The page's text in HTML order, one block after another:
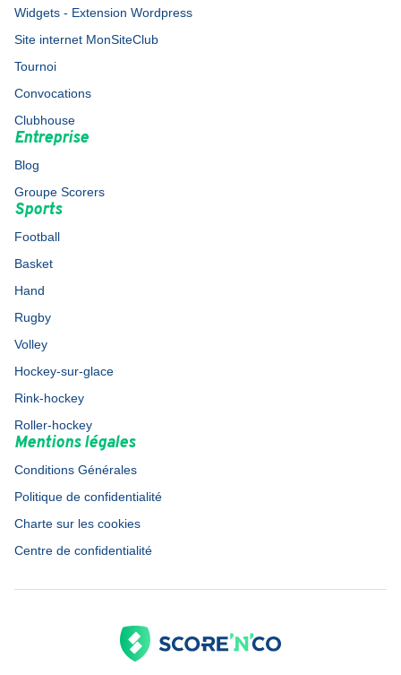
Widgets - Extension Wordpress
Site internet MonSiteClub
Tournoi
Convocations
Clubhouse
Entreprise
Blog
Groupe Scorers
Sports
Football
Basket
Hand
Rugby
Volley
Hockey-sur-glace
Rink-hockey
Roller-hockey
Mentions légales
Conditions Générales
Politique de confidentialité
Charte sur les cookies
Centre de confidentialité